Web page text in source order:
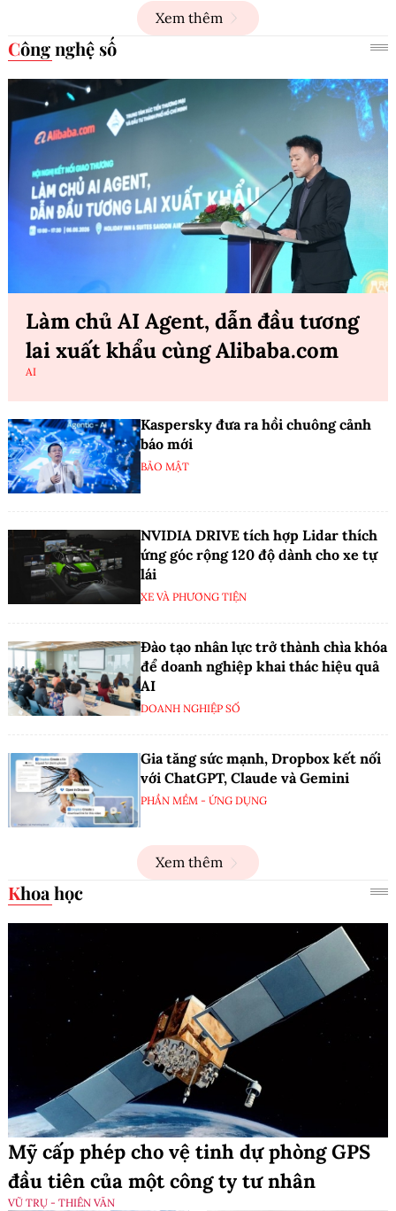
Xem thêm
Công nghệ số
Làm chủ AI Agent, dẫn đầu tương
lai xuất khẩu cùng Alibaba.com
AI
Kaspersky đưa ra hồi chuông cảnh
báo mới
BẢO MẬT
NVIDIA DRIVE tích hợp Lidar thích
ứng góc rộng 120 độ dành cho xe tự
lái
XE VÀ PHƯƠNG TIỆN
Đào tạo nhân lực trở thành chìa khóa
để doanh nghiệp khai thác hiệu quả
AI
DOANH NGHIỆP SỐ
Gia tăng sức mạnh, Dropbox kết nối
với ChatGPT, Claude và Gemini
PHẦN MỀM - ỨNG DỤNG
Xem thêm
Khoa học
Mỹ cấp phép cho vệ tinh dự phòng GPS
đầu tiên của một công ty tư nhân
VŨ TRỤ - THIÊN VĂN